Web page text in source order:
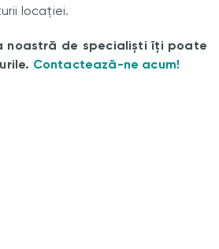
locației.
noastră de specialiști îți poate
Contactează-ne acum!